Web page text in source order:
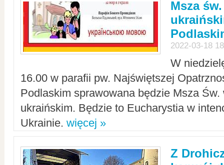
Msza
2022-03-18
W
16.00 w parafii pw. Najświętszej
Podlaskim sprawowana będzie Msza Św.
ukraińskim. Będzie to Eucharystia w
Ukrainie. więcej »
Z